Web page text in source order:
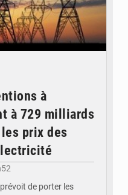
à
à 729 milliards
les prix des
de porter les